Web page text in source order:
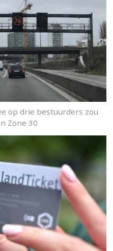
op drie bestuurders zou
Zone 30